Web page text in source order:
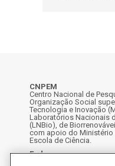
CNPEM
Centro Nacional de
Organização Social
Tecnologia e Inovação
Laboratórios Nacionais
(LNBio), de
com apoio do Ministério
Escola de Ciência.
Endereço
Rua Giuseppe Máximo